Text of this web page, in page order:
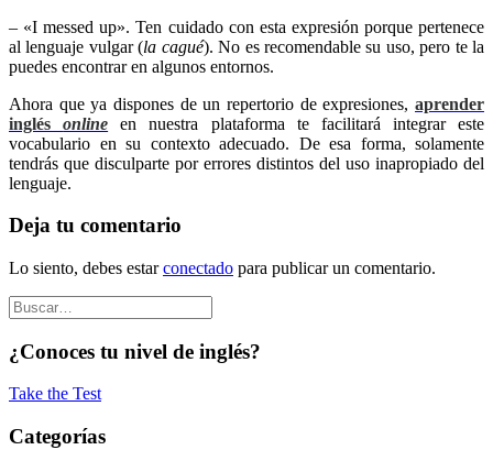
– «I messed up». Ten cuidado con esta expresión porque pertenece
al lenguaje vulgar (la cagué). No es recomendable su uso, pero te la
puedes encontrar en algunos entornos.
Ahora que ya dispones de un repertorio de expresiones, aprender
inglésonline en nuestra plataforma te facilitará integrar este
vocabulario en su contexto adecuado. De esa forma, solamente
tendrás que disculparte por errores distintos del uso inapropiado del
lenguaje.
Deja tu comentario
Lo siento, debes estarconectado para publicar un comentario.
¿Conoces tu nivel de inglés?
Take the Test
Categorías